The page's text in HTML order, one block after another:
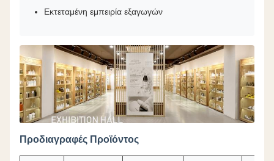
Εκτεταμένη εμπειρία εξαγωγών
Προδιαγραφές Προϊόντος